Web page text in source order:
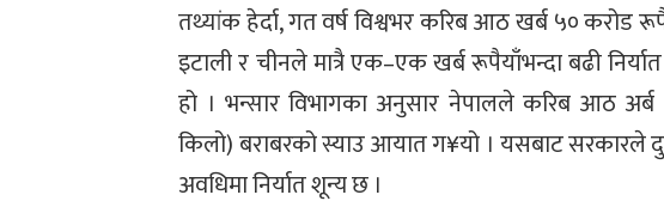
तथ्यांक हेर्दा, गत वर्ष विश्वभर करिब आठ खर्ब ५० करोड
इटाली र चीनले मात्रै एक–एक खर्ब रूपैयाँभन्दा बढी
हो । भन्सार विभागका अनुसार नेपालले करिब आठ
किलो) बराबरको स्याउ आयात ग¥यो । यसबाट सरकारले
अवधिमा निर्यात शून्य छ ।